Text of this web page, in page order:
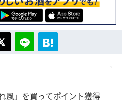
風」を買ってポイント獲得